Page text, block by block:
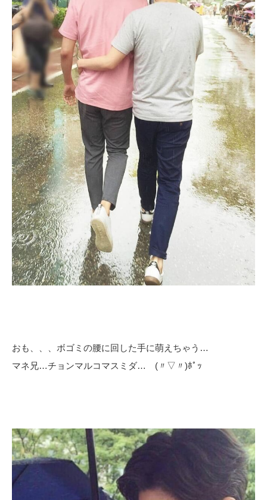
おも、、、ボゴミの腰に回した手に萌えちゃう…
マネ兄…チョンマルコマスミダ… (〃▽〃)ﾎﾟｯ